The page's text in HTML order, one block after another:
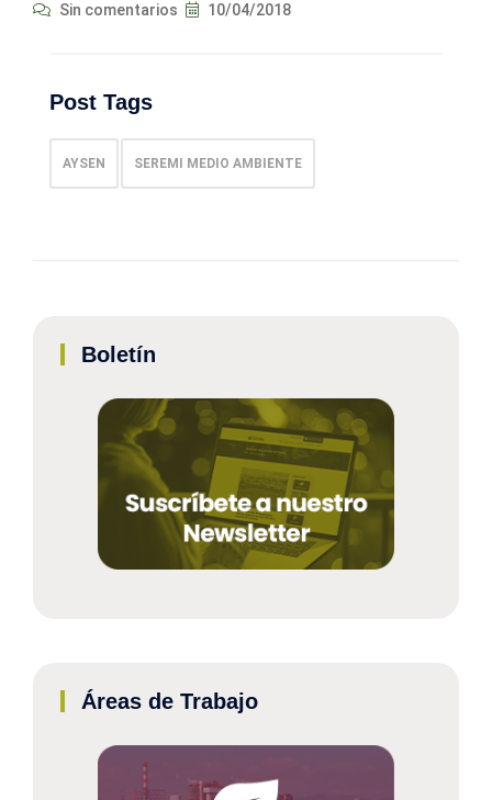
Sin comentarios 10/04/2018
Post Tags
AYSEN SEREMI MEDIO AMBIENTE
Boletín
Áreas de Trabajo